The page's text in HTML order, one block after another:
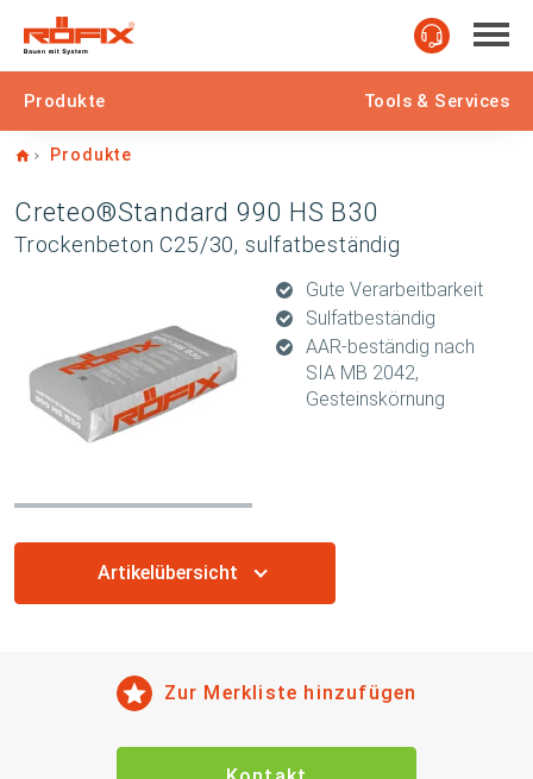
Produkte Tools & Services
Home
Produkte
Creteo®Standard 990 HS B30
Trockenbeton C25/30, sulfatbeständig
Gute Verarbeitbarkeit
Sulfatbeständig
AAR-beständig nach
SIA MB 2042,
Gesteinskörnung
Artikelübersicht
Zur Merkliste hinzufügen